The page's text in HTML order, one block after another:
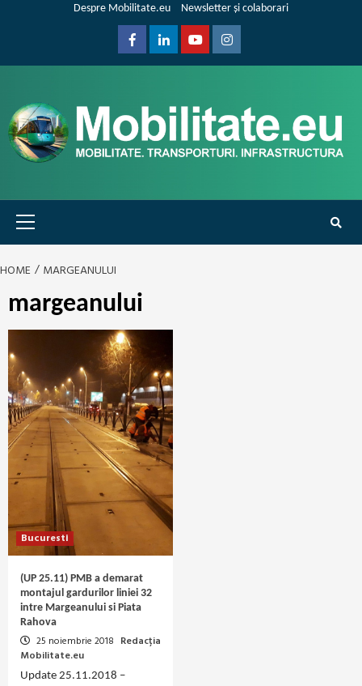
Despre Mobilitate.eu Newsletter și colaborari
FacebookLinkedinYoutubeInstagram
Primary
Menu
HOME MARGEANULUI
margeanului
Bucuresti
(UP 25.11) PMB a demarat
montajul gardurilor liniei 32
intre Margeanului si Piata
Rahova
25 noiembrie 2018 Redacția
Mobilitate.eu
Update 25.11.2018 –